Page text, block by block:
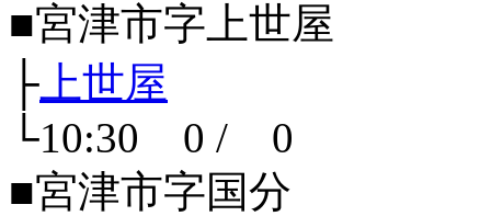
■宮津市字上世屋
├ 上世屋
└10:30 0 / 0
■宮津市字国分